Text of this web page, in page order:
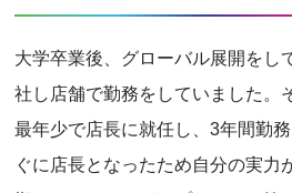
大学卒業後、グローバル展開をし
社し店舗で勤務をしていました。
最年少で店長に就任し、3年間勤
ぐに店長となったため自分の実力